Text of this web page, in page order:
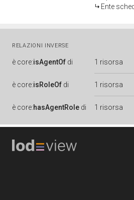
Ente
RELAZIONI INVERSE
è core:isAgentOf di 1 risorsa
è core:isRoleOf di 1 risorsa
è core:hasAgentRole di 1 risorsa